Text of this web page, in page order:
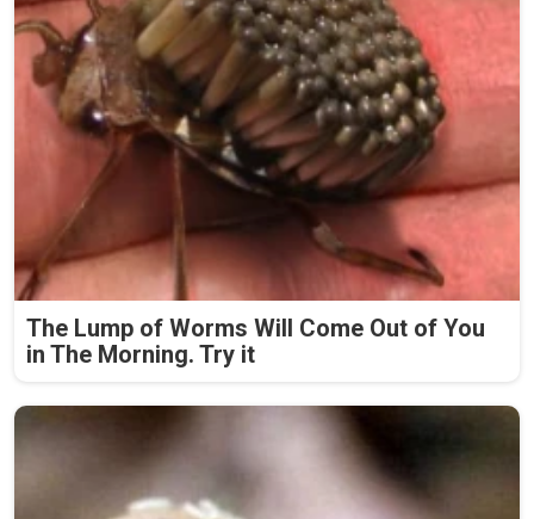
The Lump of Worms Will Come Out of You
in The Morning. Try it